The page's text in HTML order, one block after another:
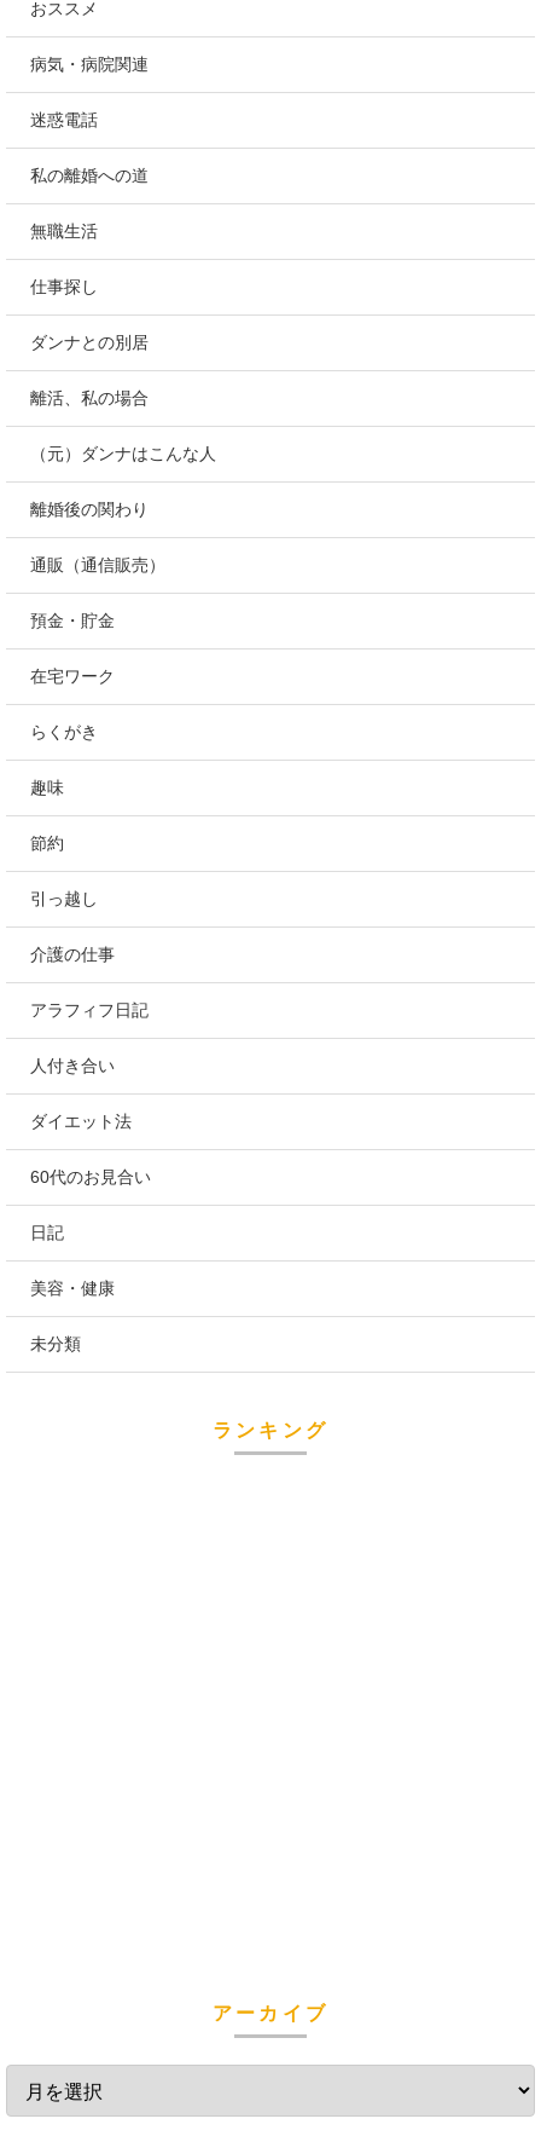
おススメ
病気・病院関連
迷惑電話
私の離婚への道
無職生活
仕事探し
ダンナとの別居
離活、私の場合
（元）ダンナはこんな人
離婚後の関わり
通販（通信販売）
預金・貯金
在宅ワーク
らくがき
趣味
節約
引っ越し
介護の仕事
アラフィフ日記
人付き合い
ダイエット法
60代のお見合い
日記
美容・健康
未分類
ランキング
アーカイブ